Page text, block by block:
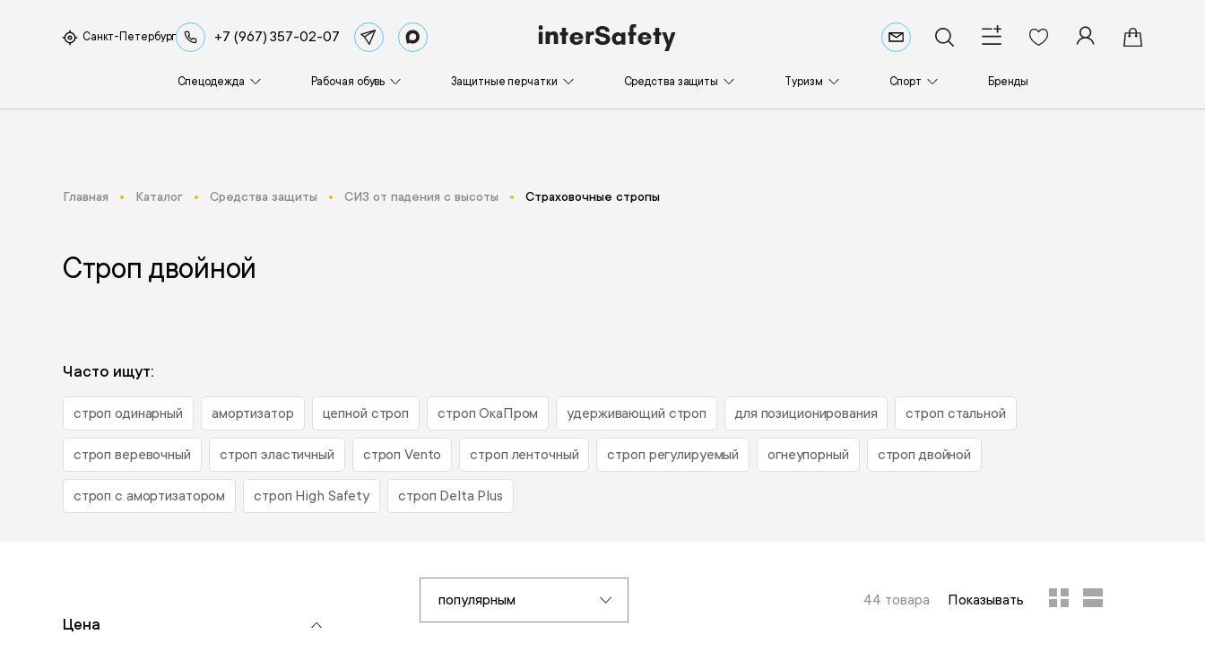
Санкт-Петербург +7 (967) 357-02-07
Спецодежда Рабочая обувь Защитные перчатки Средства защиты Туризм Спорт Бренды
Главная Каталог Средства защиты СИЗ от падения с высоты Страховочные стропы
Строп двойной
Часто ищут:
строп одинарный амортизатор цепной строп строп ОкаПром удерживающий строп для позиционирования строп стальной
строп веревочный строп эластичный строп Vento строп ленточный строп регулируемый огнеупорный строп двойной
строп с амортизатором строп High Safety строп Delta Plus
Цена
популярным 44 товара Показывать